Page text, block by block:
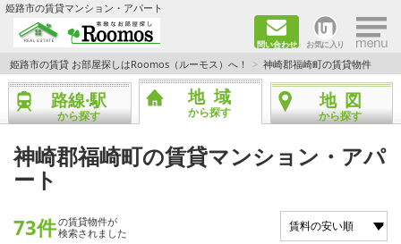
姫路市の賃貸マンション・アパート
問い合わせ お気に入り ×
TOPページ
ファミリー向けの部屋を探す
一人暮らし向けの部屋を探す
ペットと暮らせる部屋を探す
カップル向けの部屋を探す
姫路市の賃貸 お部屋探しはRoomos（ルーモス）へ！ 神崎郡福崎町の賃貸物件
路線·駅
から探す
地域
から探す
地図
から探す
神崎郡福崎町の賃貸マンション・アパ
ート
73件の賃貸物件が
検索されました